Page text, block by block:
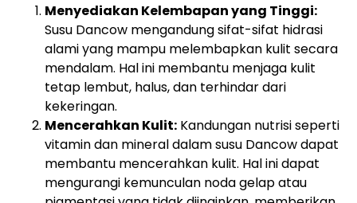
Menyediakan Kelembapan yang Tinggi:
Susu Dancow mengandung sifat-sifat hidrasi
alami yang mampu melembapkan kulit secara
mendalam. Hal ini membantu menjaga kulit
tetap lembut, halus, dan terhindar dari
kekeringan.
Mencerahkan Kulit: Kandungan nutrisi seperti
vitamin dan mineral dalam susu Dancow dapat
membantu mencerahkan kulit. Hal ini dapat
mengurangi kemunculan noda gelap atau